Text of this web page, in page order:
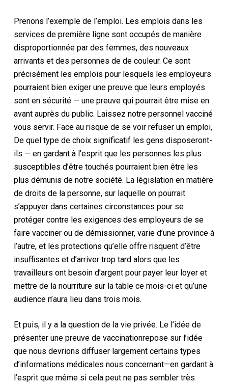
Prenons l’exemple de l’emploi. Les emplois dans les
services de première ligne sont occupés de manière
disproportionnée par des femmes, des nouveaux
arrivants et des personnes de de couleur. Ce sont
précisément les emplois pour lesquels les employeurs
pourraient bien exiger une preuve que leurs employés
sont en sécurité — une preuve qui pourrait être mise en
avant auprès du public. Laissez notre personnel vacciné
vous servir. Face au risque de se voir refuser un emploi,
De quel type de choix significatif les gens disposeront-
ils — en gardant à l’esprit que les personnes les plus
susceptibles d’être touchés pourraient bien êtreles
plus démunis de notre société. La législation en matière
de droits de la personne, sur laquelle on pourrait
s’appuyer dans certaines circonstances pour se
protéger contre les exigences des employeurs de se
faire vacciner ou de démissionner, varie d’une province à
l’autre, et les protections qu’elle offre risquent d’être
insuffisantes et d’arriver trop tard alors que les
travailleurs ont besoin d’argent pour payer leur loyer et
mettre de la nourriture sur la tablece mois-ci et qu’une
audience n’aura lieudans trois mois.
Et puis, il y a la question de la vie privée. Le l’idée de
présenter une preuve de vaccinationrepose sur l’idée
que nous devrions diffuser largement certains types
d’informations médicales nous concernant—en gardant à
l’esprit que même si cela peut ne pas sembler très